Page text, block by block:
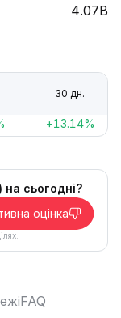
4.07B
30 дн.
+13.14%
сьогодні?
оцінка
FAQ